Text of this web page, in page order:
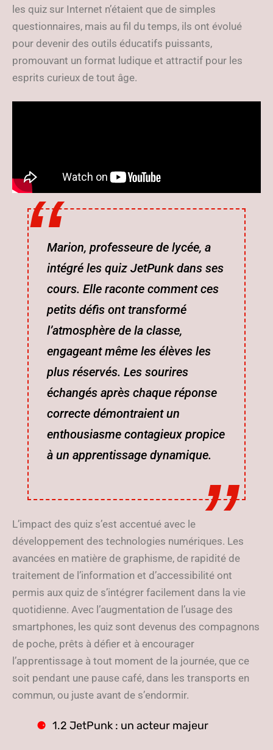
les quiz sur Internet n’étaient que de simples
questionnaires, mais au fil du temps, ils ont évolué
pour devenir des outils éducatifs puissants,
promouvant un format ludique et attractif pour les
esprits curieux de tout âge.
Marion, professeure de lycée, a
intégré les quiz JetPunk dans ses
cours. Elle raconte comment ces
petits défis ont transformé
l’atmosphère de la classe,
engageant même les élèves les
plus réservés. Les sourires
échangés après chaque réponse
correcte démontraient un
enthousiasme contagieux propice
à un apprentissage dynamique.
L’impact des quiz s’est accentué avec le
développement des technologies numériques. Les
avancées en matière de graphisme, de rapidité de
traitement de l’information et d’accessibilité ont
permis aux quiz de s’intégrer facilement dans la vie
quotidienne. Avec l’augmentation de l’usage des
smartphones, les quiz sont devenus des compagnons
de poche, prêts à défier et à encourager
l’apprentissage à tout moment de la journée, que ce
soit pendant une pause café, dans les transports en
commun, ou juste avant de s’endormir.
1.2 JetPunk : un acteur majeur